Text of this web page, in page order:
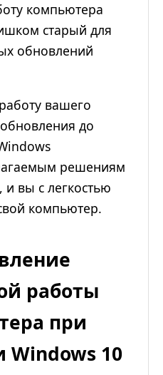
компьютера
старый для
обновлений
вашего
до
решениям
вы с легкостью
компьютер.
работы
при
Windows 10